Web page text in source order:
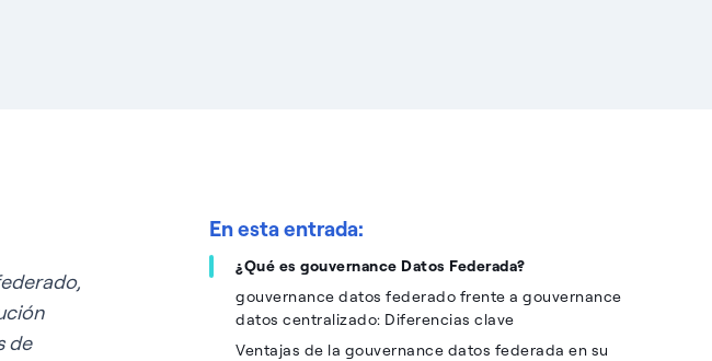
de
En esta entrada:
¿Qué es gouvernance Datos Federada?
gouvernance datos federado frente a gouvernance
datos centralizado: Diferencias clave
Ventajas de la gouvernance datos federada en su